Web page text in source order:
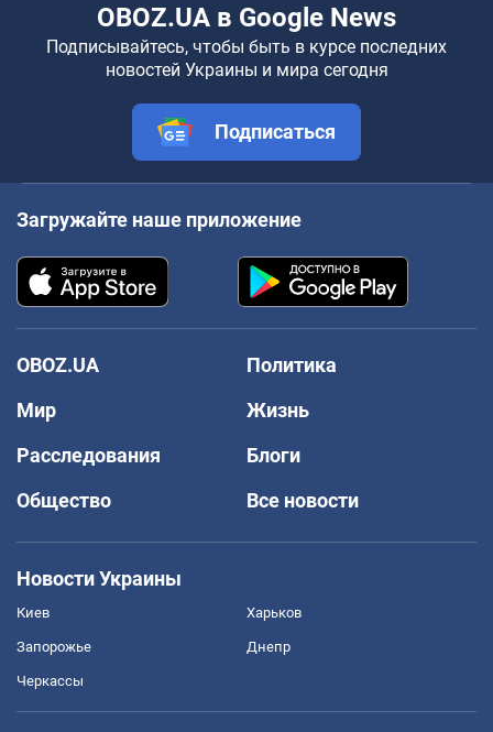
OBOZ.UA в Google News
Подписывайтесь, чтобы быть в курсе последних
новостей Украины и мира сегодня
Подписаться
Загружайте наше приложение
OBOZ.UA
Политика
Мир
Жизнь
Расследования
Блоги
Общество
Все новости
Новости Украины
Киев Харьков
Запорожье Днепр
Черкассы